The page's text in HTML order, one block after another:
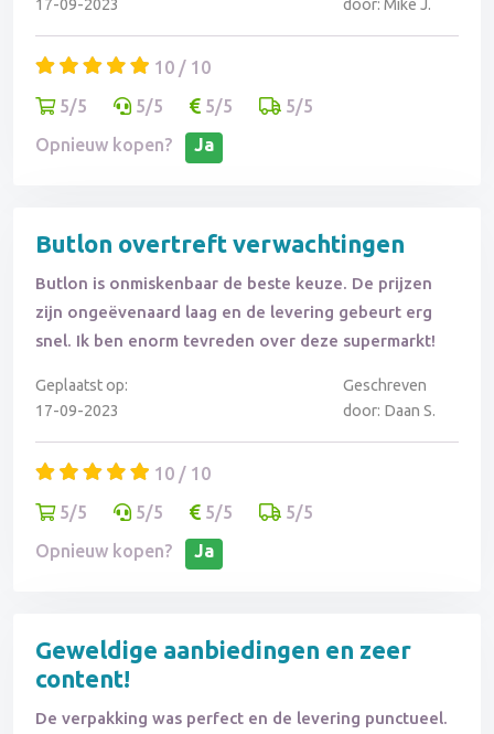
17-09-2023
door: Mike J.
10 / 10
5/5
5/5 5/5
5/5
Opnieuw kopen?
Ja
Butlon overtreft verwachtingen
Butlon is onmiskenbaar de beste keuze. De prijzen
zijn ongeëvenaard laag en de levering gebeurt erg
snel. Ik ben enorm tevreden over deze supermarkt!
Geplaatst op:
17-09-2023
Geschreven
door: Daan S.
10 / 10
5/5
5/5 5/5
5/5
Opnieuw kopen?
Ja
Geweldige aanbiedingen en zeer
content!
De verpakking was perfect en de levering punctueel.